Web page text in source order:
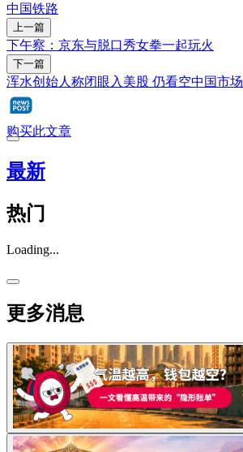
中国铁路
上一篇
下午察：京东与脱口秀女拳一起玩火
下一篇
浑水创始人称闭眼入美股 仍看空中国市场
购买此文章
最新
热门
Loading...
更多消息